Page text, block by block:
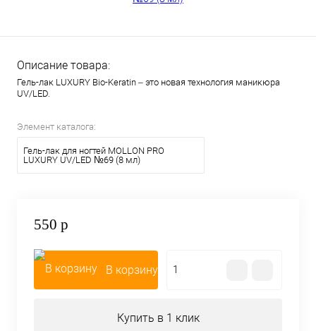
Описание товара:
Гель-лак LUXURY Bio-Keratin – это новая технология маникюра
UV/LED.
Элемент каталога:
Гель-лак для ногтей MOLLON PRO
LUXURY UV/LED №69 (8 мл)
550 р
В корзину
Купить в 1 клик